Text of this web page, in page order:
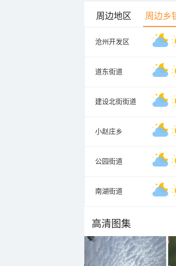
周边地区 周边乡
沧州开发区
道东街道
建设北街街道
小赵庄乡
公园街道
南湖街道
高清图集